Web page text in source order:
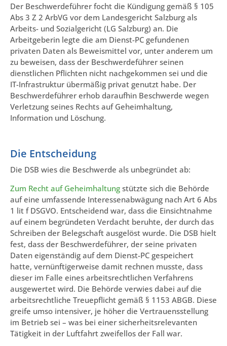
Der Beschwerdeführer focht die Kündigung gemäß § 105
Abs 3 Z 2 ArbVG vor dem Landesgericht Salzburg als
Arbeits- und Sozialgericht (LG Salzburg) an. Die
Arbeitgeberin legte die am Dienst-PC gefundenen
privaten Daten als Beweismittel vor, unter anderem um
zu beweisen, dass der Beschwerdeführer seinen
dienstlichen Pflichten nicht nachgekommen sei und die
IT-Infrastruktur übermäßig privat genutzt habe. Der
Beschwerdeführer erhob daraufhin Beschwerde wegen
Verletzung seines Rechts auf Geheimhaltung,
Information und Löschung.
Die Entscheidung
Die DSB wies die Beschwerde als unbegründet ab:
Zum Recht auf Geheimhaltung stützte sich die Behörde
auf eine umfassende Interessenabwägung nach Art 6 Abs
1 lit f DSGVO. Entscheidend war, dass die Einsichtnahme
auf einem begründeten Verdacht beruhte, der durch das
Schreiben der Belegschaft ausgelöst wurde. Die DSB hielt
fest, dass der Beschwerdeführer, der seine privaten
Daten eigenständig auf dem Dienst-PC gespeichert
hatte, vernünftigerweise damit rechnen musste, dass
dieser im Falle eines arbeitsrechtlichen Verfahrens
ausgewertet wird. Die Behörde verwies dabei auf die
arbeitsrechtliche Treuepflicht gemäß § 1153 ABGB. Diese
greife umso intensiver, je höher die Vertrauensstellung
im Betrieb sei – was bei einer sicherheitsrelevanten
Tätigkeit in der Luftfahrt zweifellos der Fall war.